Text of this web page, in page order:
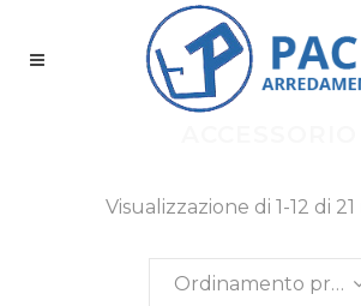
Visualizzazione di 1-12 di
Ordinamento predefinito